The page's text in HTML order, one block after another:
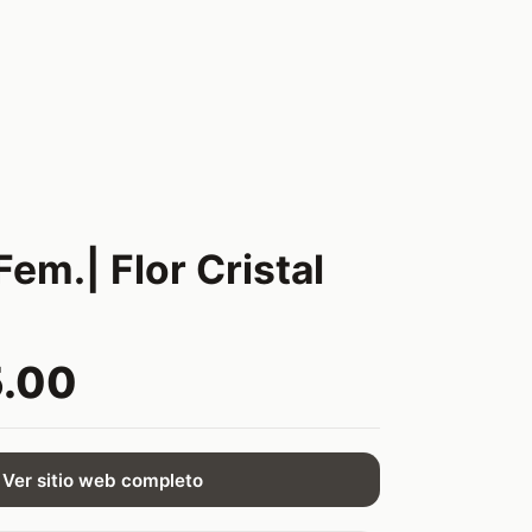
Flor Cristal
Ver sitio web completo